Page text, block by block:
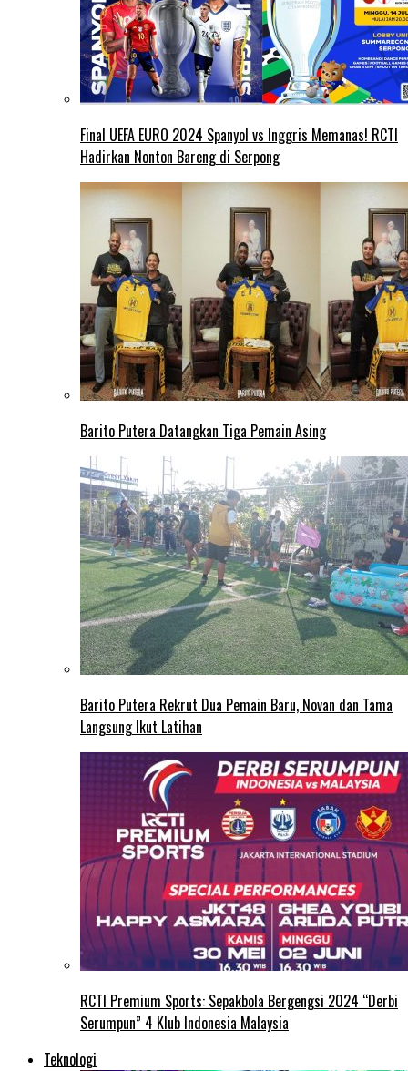
Final UEFA EURO 2024 Spanyol vs Inggris Memanas! RCTI
Hadirkan Nonton Bareng di Serpong
Barito Putera Datangkan Tiga Pemain Asing
Barito Putera Rekrut Dua Pemain Baru, Novan dan Tama
Langsung Ikut Latihan
RCTI Premium Sports: Sepakbola Bergengsi 2024 “Derbi
Serumpun” 4 Klub Indonesia Malaysia
Teknologi